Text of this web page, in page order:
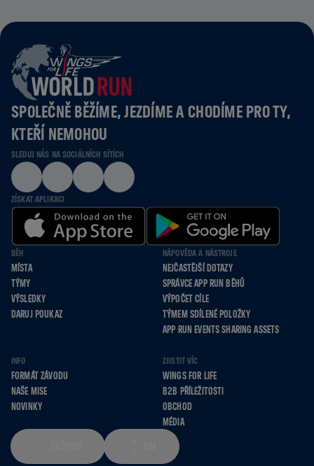
SPOLEČNĚ BĚŽÍME, JEZDÍME A CHODÍME PRO TY,
KTEŘÍ NEMOHOU
SLEDUJ NÁS NA SOCIÁLNÍCH SÍTÍCH
ZÍSKAT APLIKACI
BĚH
MÍSTA
TÝMY
VÝSLEDKY
DARUJ POUKAZ
NÁPOVĚDA A NÁSTROJE
NEJČASTĚJŠÍ DOTAZY
SPRÁVCE APP RUN BĚHŮ
VÝPOČET CÍLE
TÝMEM SDÍLENÉ POLOŽKY
APP RUN EVENTS SHARING ASSETS
INFO
FORMÁT ZÁVODU
NAŠE MISE
NOVINKY
ZJISTIT VÍC
WINGS FOR LIFE
B2B PŘÍLEŽITOSTI
OBCHOD
MÉDIA